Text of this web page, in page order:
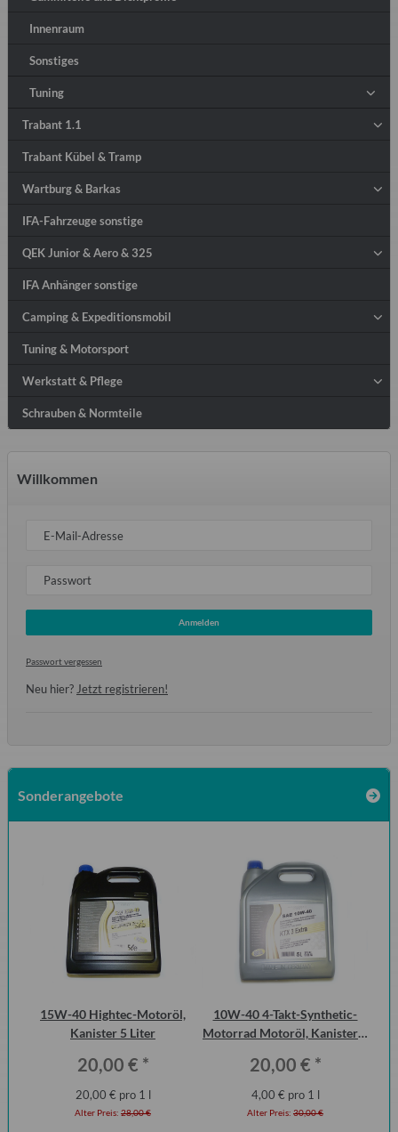
Innenraum
Sonstiges
Tuning
Trabant 1.1
Trabant Kübel & Tramp
Wartburg & Barkas
IFA-Fahrzeuge sonstige
QEK Junior & Aero & 325
IFA Anhänger sonstige
Camping & Expeditionsmobil
Tuning & Motorsport
Werkstatt & Pflege
Schrauben & Normteile
Willkommen
E-Mail-Adresse
Passwort
Anmelden
Passwort vergessen
Neu hier?Jetzt registrieren!
Sonderangebote
15W-40 Hightec-Motoröl,
Kanister 5 Liter
20,00 € *
20,00 € pro 1 l
Alter Preis: 28,00 €
10W-40 4-Takt-Synthetic-
Motorrad Motoröl, Kanister 5
20,00 € *
4,00 € pro 1 l
Alter Preis: 30,00 €